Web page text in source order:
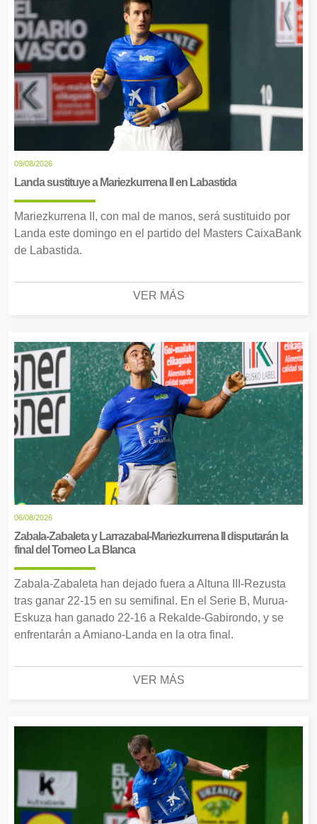
09/08/2026
Landa sustituye a Mariezkurrena II en Labastida
Mariezkurrena II, con mal de manos, será sustituido por
Landa este domingo en el partido del Masters CaixaBank
de Labastida.
VER MÁS
06/08/2026
Zabala-Zabaleta y Larrazabal-Mariezkurrena II disputarán la
final del Torneo La Blanca
Zabala-Zabaleta han dejado fuera a Altuna III-Rezusta
tras ganar 22-15 en su semifinal. En el Serie B, Murua-
Eskuza han ganado 22-16 a Rekalde-Gabirondo, y se
enfrentarán a Amiano-Landa en la otra final.
VER MÁS